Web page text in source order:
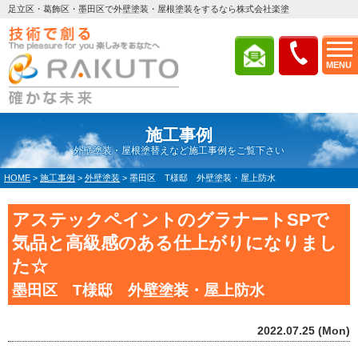
MENU
足立区・葛飾区・墨田区で外壁塗装・屋根塗装をするなら株式会社楽塗
施工事例
外壁塗装・屋根塗替えなど施工事例をご覧下さい
HOME > 施工事例 > 外壁塗装 > 墨田区 T様邸 外壁塗装・屋上防水
アステックペイントのグラナートSPで
気品と高級感のある仕上がりになりまし
た☆
墨田区 T様邸 外壁塗装・屋上防水
2022.07.25 (Mon)